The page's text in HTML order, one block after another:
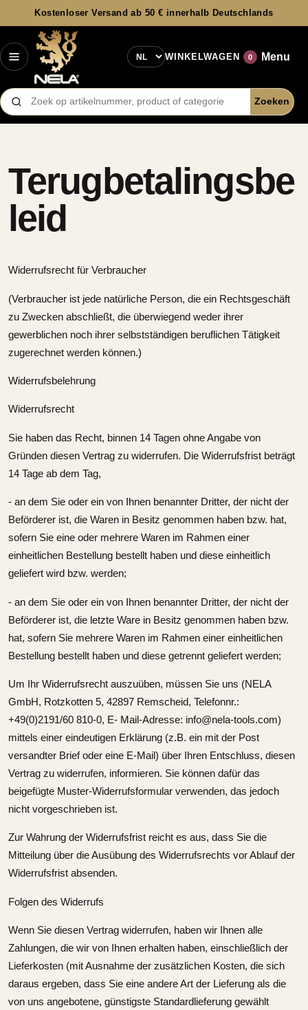
Kostenloser Versand ab 50 € innerhalb Deutschlands
Taal WINKELWAGEN 0 Menu
Producten zoeken
Zoeken
Terugbetalingsbe
leid
Widerrufsrecht für Verbraucher
(Verbraucher ist jede natürliche Person, die ein Rechtsgeschäft
zu Zwecken abschließt, die überwiegend weder ihrer
gewerblichen noch ihrer selbstständigen beruflichen Tätigkeit
zugerechnet werden können.)
Widerrufsbelehrung
Widerrufsrecht
Sie haben das Recht, binnen 14 Tagen ohne Angabe von
Gründen diesen Vertrag zu widerrufen. Die Widerrufsfrist beträgt
14 Tage ab dem Tag,
- an dem Sie oder ein von Ihnen benannter Dritter, der nicht der
Beförderer ist, die Waren in Besitz genommen haben bzw. hat,
sofern Sie eine oder mehrere Waren im Rahmen einer
einheitlichen Bestellung bestellt haben und diese einheitlich
geliefert wird bzw. werden;
- an dem Sie oder ein von Ihnen benannter Dritter, der nicht der
Beförderer ist, die letzte Ware in Besitz genommen haben bzw.
hat, sofern Sie mehrere Waren im Rahmen einer einheitlichen
Bestellung bestellt haben und diese getrennt geliefert werden;
Um Ihr Widerrufsrecht auszuüben, müssen Sie uns (NELA
GmbH, Rotzkotten 5, 42897 Remscheid, Telefonnr.:
+49(0)2191/60 810-0, E- Mail-Adresse: info@nela-tools.com)
mittels einer eindeutigen Erklärung (z.B. ein mit der Post
versandter Brief oder eine E-Mail) über Ihren Entschluss, diesen
Vertrag zu widerrufen, informieren. Sie können dafür das
beigefügte Muster-Widerrufsformular verwenden, das jedoch
nicht vorgeschrieben ist.
Zur Wahrung der Widerrufsfrist reicht es aus, dass Sie die
Mitteilung über die Ausübung des Widerrufsrechts vor Ablauf der
Widerrufsfrist absenden.
Folgen des Widerrufs
Wenn Sie diesen Vertrag widerrufen, haben wir Ihnen alle
Zahlungen, die wir von Ihnen erhalten haben, einschließlich der
Lieferkosten (mit Ausnahme der zusätzlichen Kosten, die sich
daraus ergeben, dass Sie eine andere Art der Lieferung als die
von uns angebotene, günstigste Standardlieferung gewählt